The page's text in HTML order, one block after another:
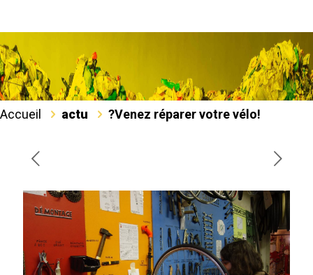
Accueil actu ?‍Venez réparer votre vélo!